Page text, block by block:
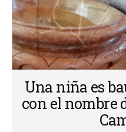
Una niña es
con el nombre